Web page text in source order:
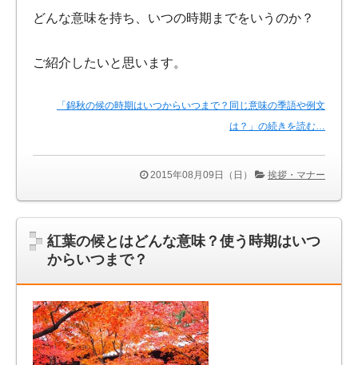
どんな意味を持ち、いつの時期までをいうのか？
ご紹介したいと思います。
「錦秋の候の時期はいつからいつまで？同じ意味の季語や例文
は？」の続きを読む…
2015年08月09日（日） 挨拶・マナー
紅葉の候とはどんな意味？使う時期はいつ
からいつまで？